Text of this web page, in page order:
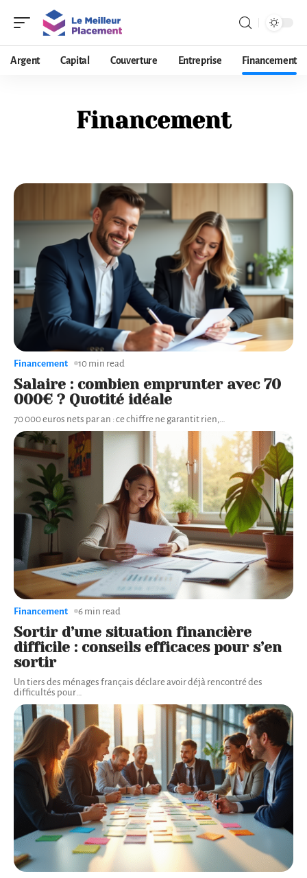
Argent Capital Couverture Entreprise Financement
Financement
Salaire : combien emprunter avec 70
000€ ? Quotité idéale
70 000 euros nets par an : ce chiffre ne garantit rien,
Financement 10 min read
Sortir d’une situation financière
difficile : conseils efficaces pour s’en
sortir
Un tiers des ménages français déclare avoir déjà rencontré des
difficultés pour
Financement 6 min read